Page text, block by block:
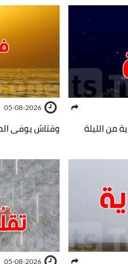
من الليلة
05-08-2026
وقتاش يوفى
05-08-2026